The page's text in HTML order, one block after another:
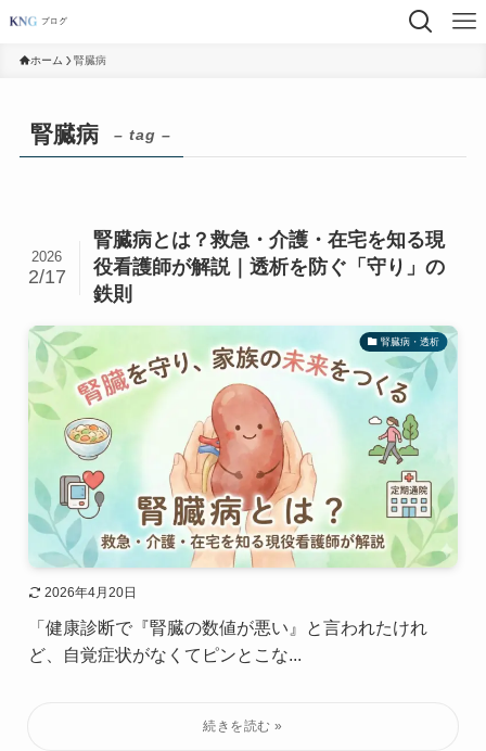
ホーム 腎臓病
腎臓病 – tag –
腎臓病とは？救急・介護・在宅を知る現
役看護師が解説｜透析を防ぐ「守り」の
鉄則
2026
2/17
腎臓病・透析
2026年4月20日
「健康診断で『腎臓の数値が悪い』と言われたけれ
ど、自覚症状がなくてピンとこな...